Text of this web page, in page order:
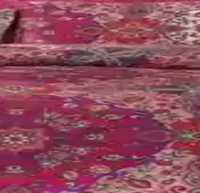
eşyalar için geniş depolama
özellikleri, kullanıcı yorumları ve
boyutlar, lastikli çarşaf yapısı,